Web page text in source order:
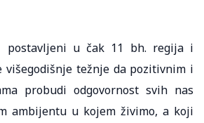
postavljeni u čak 11 bh. regija i
višegodišnje težnje da pozitivnim i
probudi odgovornost svih nas
ambijentu u kojem živimo, a koji